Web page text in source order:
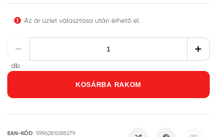
Az ár üzlet választása után érhető el.
db
KOSÁRBA RAKOM
EAN-KÓD: 5996281088279